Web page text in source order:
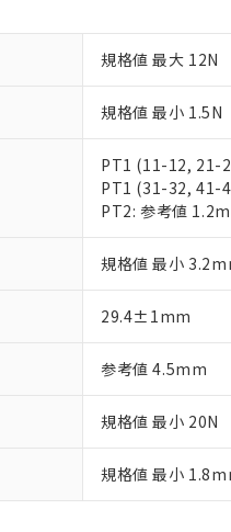
規格値 最大 12N
規格値 最小 1.5N
PT1 (11-12, 21-
PT1 (31-32, 41-
PT2: 参考値
規格値 最小
29.4±1mm
参考値 4.5mm
規格値 最小 20N
規格値 最小
り割愛しております。